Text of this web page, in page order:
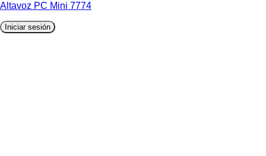
Altavoz PC Mini 7774
Iniciar sesión